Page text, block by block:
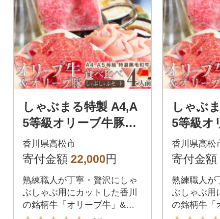
しゃぶまる特製 A4,A
5等級オリーブ牛豚ミ
ックス しゃぶしゃぶ
4人前 野菜・讃岐うど
香川県高松市
寄付金額 22,000円
熟練職人が丁寧・贅沢にしゃ
ぶしゃぶ用にカットした香川
の銘柄牛「オリーブ牛」&豚
「オリーブ豚」セット
しゃぶ
5等級オ
ックス
6人前
香川県高松
寄付金額
熟練職人が
ぶしゃぶ用
の銘柄牛「
「オリー